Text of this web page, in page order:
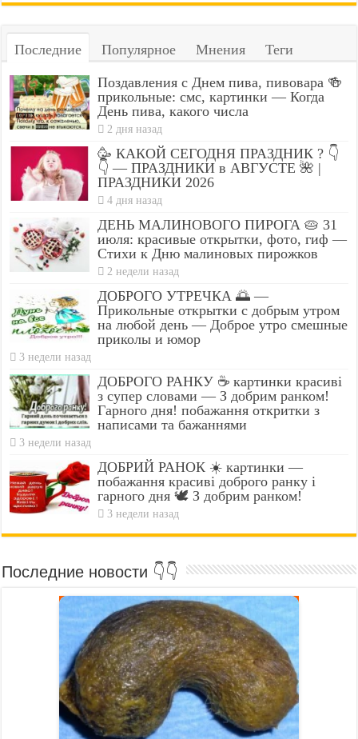
Последние Популярное Мнения Теги
Поздавления с Днем пива, пивовара 🍻
прикольные: смс, картинки — Когда
День пива, какого числа
2 дня назад
🥳 КАКОЙ СЕГОДНЯ ПРАЗДНИК ? 👇
👇 — ПРАЗДНИКИ в АВГУСТЕ 🌺 |
ПРАЗДНИКИ 2026
4 дня назад
ДЕНЬ МАЛИНОВОГО ПИРОГА 🥧 31
июля: красивые открытки, фото, гиф —
Стихи к Дню малиновых пирожков
2 недели назад
ДОБРОГО УТРЕЧКА 🌅 —
Прикольные открытки с добрым утром
на любой день — Доброе утро смешные
приколы и юмор
3 недели назад
ДОБРОГО РАНКУ ☕ картинки красиві
з супер словами — З добрим ранком!
Гарного дня! побажання откритки з
написами та бажаннями
3 недели назад
ДОБРИЙ РАНОК ☀️ картинки —
побажання красиві доброго ранку і
гарного дня 🕊️ З добрим ранком!
3 недели назад
Последние новости 👇👇